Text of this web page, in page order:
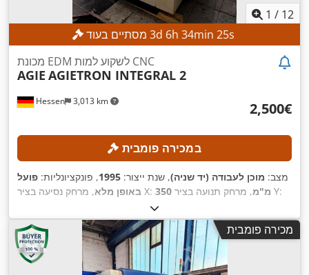
1 / 12
3d 6h 34min 23s
Hessen 3,013 km
מכונת EDM לשקוע למות CNC
AGIE AGIETRON INTEGRAL 2
‏2,500 ‏€
במכירה פומבית
מצב: מוכן לעבודה (יד שניה), שנת ייצור: 1995, פונקציונליות: פועל
באופן מלא , מרחק נסיעה בציר X: 350 מ"מ , מרחק תנועה בציר Y:
(מקס'):400 ק"ג , דגם בקר:AGIEMATIC T,
מכירה פומבית